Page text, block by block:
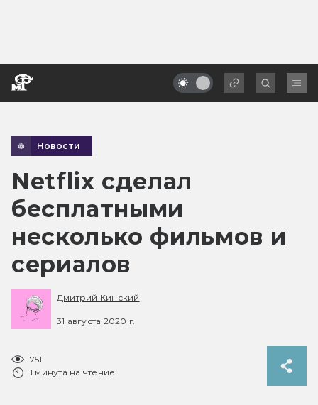
Новости
Netflix сделал
бесплатными
несколько фильмов и
сериалов
Дмитрий Кинский
31 августа 2020 г.
751
1 минута на чтение